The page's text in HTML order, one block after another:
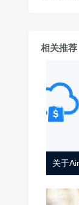
相关推荐